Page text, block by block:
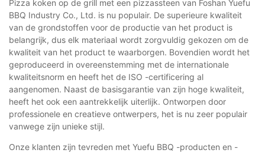
Pizza koken op de grill met een pizzassteen van Foshan Yuefu
BBQ Industry Co., Ltd. is nu populair. De superieure kwaliteit
van de grondstoffen voor de productie van het product is
belangrijk, dus elk materiaal wordt zorgvuldig gekozen om de
kwaliteit van het product te waarborgen. Bovendien wordt het
geproduceerd in overeenstemming met de internationale
kwaliteitsnorm en heeft het de ISO -certificering al
aangenomen. Naast de basisgarantie van zijn hoge kwaliteit,
heeft het ook een aantrekkelijk uiterlijk. Ontworpen door
professionele en creatieve ontwerpers, het is nu zeer populair
vanwege zijn unieke stijl.
Onze klanten zijn tevreden met Yuefu BBQ -producten en -